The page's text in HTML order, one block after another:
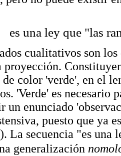
es una ley que "las
cualitativos son
proyección.
color 'verde', en el
'Verde' es necesario
un enunciado
puesto que ya
La secuencia "es una
generalización